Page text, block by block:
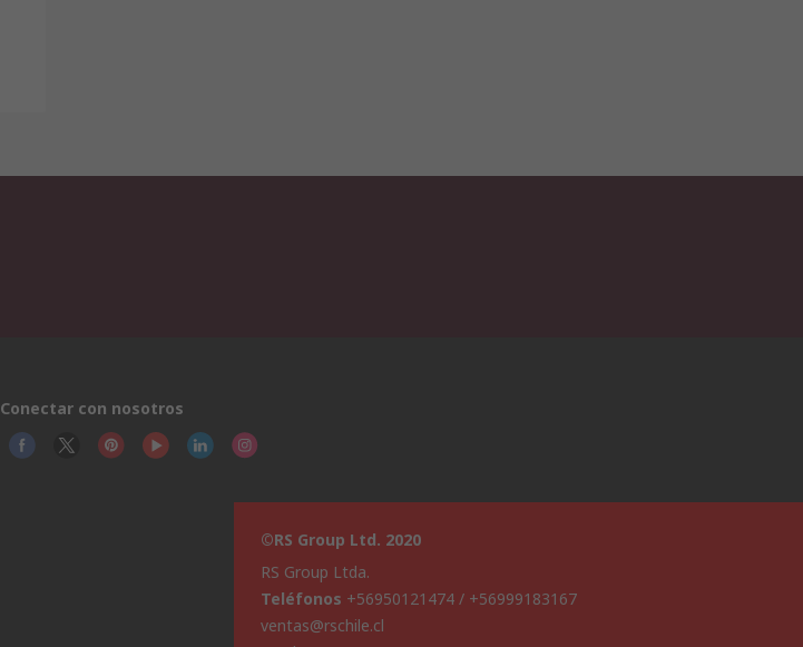
Conectar con nosotros
©RS Group Ltd. 2020
RS Group Ltda.
Teléfonos +56950121474 / +56999183167
ventas@rschile.cl